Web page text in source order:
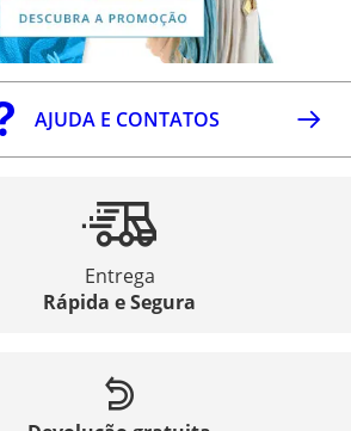
AJUDA E CONTATOS
Entrega
Rápida e Segura